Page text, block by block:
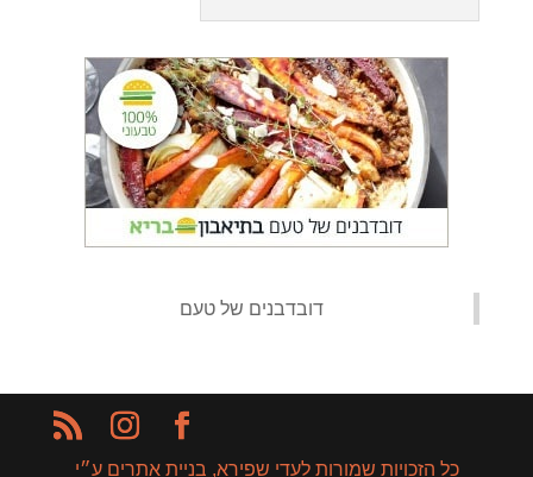
‏דובדבנים של טעם‏
כל הזכויות שמורות לעדי שפירא, בניית אתרים ע״י